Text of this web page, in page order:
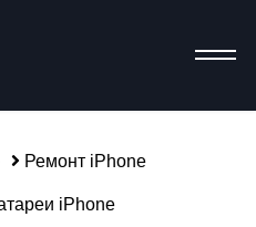
Ремонт iPhone
iPhone